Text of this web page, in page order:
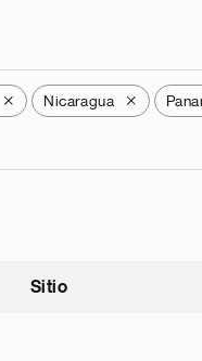
X Nicaragua X
Sitio